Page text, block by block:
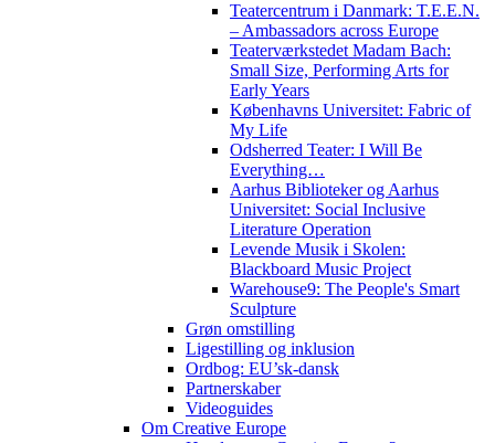
Teatercentrum i Danmark: T.E.E.N.
– Ambassadors across Europe
Teaterværkstedet Madam Bach:
Small Size, Performing Arts for
Early Years
Københavns Universitet: Fabric of
My Life
Odsherred Teater: I Will Be
Everything…
Aarhus Biblioteker og Aarhus
Universitet: Social Inclusive
Literature Operation
Levende Musik i Skolen:
Blackboard Music Project
Warehouse9: The People's Smart
Sculpture
Grøn omstilling
Ligestilling og inklusion
Ordbog: EU’sk-dansk
Partnerskaber
Videoguides
Om Creative Europe